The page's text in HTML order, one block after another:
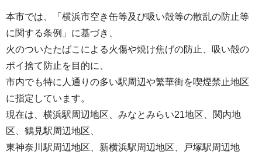
本市では、「横浜市空き缶等及び吸い殻等の散乱の防止等
に関する条例」に基づき、
火のついたたばこによる火傷や焼け焦げの防止、吸い殻の
ポイ捨て防止を目的に、
市内でも特に人通りの多い駅周辺や繁華街を喫煙禁止地区
に指定しています。
現在は、横浜駅周辺地区、みなとみらい21地区、関内地
区、鶴見駅周辺地区、
東神奈川駅周辺地区、新横浜駅周辺地区、戸塚駅周辺地